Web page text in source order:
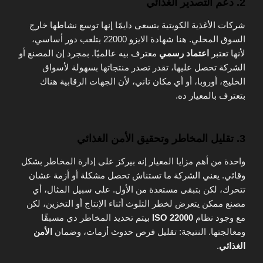
2. دعم التصدير الغذائي
شركات الأغذية الكويتية بتسعى دايمًا إنها توسع نشاطها خارج
السوق المحلي. هنا شهادة الايزو 22000 بتلعب دور أساسي،
لأنها تعتبر
اعتماد رسمي معترف بيه عالميًا. بمجرد إن المصنع أو
الشركة تحصل عليها، تقدر تصدر منتجاتها بسهولة لأسواق
الخليج، أوروبا، أو أي مكان تاني، لأن الجهات الرقابية هناك
بتعترف بالمعيار ده.
3. تقليل المخاطر وتحقيق الأمن الغذائي
واحدة من أهم مزايا المعيار إنه بيركز على إدارة المخاطر بشكل
وقائي. يعني الشركة ما تستناش تحصل مشكلة أو أزمة عشان
تتحرك، لكن بتبقى مستعدة من الأول. على سبيل المثال، أي
مصنع ممكن يتعرض لخطر التلوث أثناء الإنتاج أو التخزين، لكن
مع وجود نظام ISO 22000 بيتم تحديد المخاطر دي مسبقًا
ومعالجتها. النتيجة: تقليل فرص حدوث أزمات، وضمان الأمن
الغذائي.